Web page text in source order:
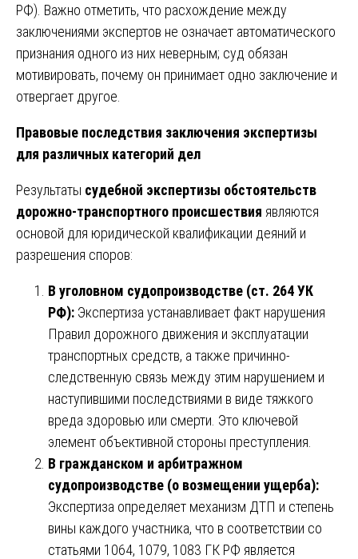
РФ). Важно отметить, что расхождение между
заключениями экспертов не означает автоматического
признания одного из них неверным; суд обязан
мотивировать, почему он принимает одно заключение и
отвергает другое.
Правовые последствия заключения экспертизы
для различных категорий дел
Результаты судебной экспертизы обстоятельств
дорожно-транспортного происшествия являются
основой для юридической квалификации деяний и
разрешения споров:
В уголовном судопроизводстве (ст. 264 УК
РФ): Экспертиза устанавливает факт нарушения
Правил дорожного движения и эксплуатации
транспортных средств, а также причинно-
следственную связь между этим нарушением и
наступившими последствиями в виде тяжкого
вреда здоровью или смерти. Это ключевой
элемент объективной стороны преступления.
В гражданском и арбитражном
судопроизводстве (о возмещении ущерба):
Экспертиза определяет механизм ДТП и степень
вины каждого участника, что в соответствии со
статьями 1064, 1079, 1083 ГК РФ является